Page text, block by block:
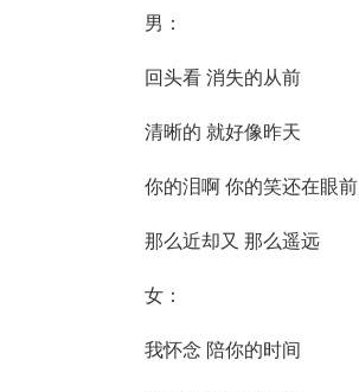
男：
回头看 消失的从前
清晰的 就好像昨天
你的泪啊 你的笑还在眼前
那么近却又 那么遥远
女：
我怀念 陪你的时间